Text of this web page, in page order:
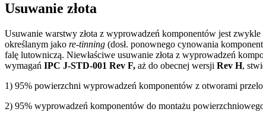
Usuwanie złota
Usuwanie warstwy złota z wyprowadzeń komponentów jest
określanym jako re-tinning (dosł. ponownego cynowania
falę lutowniczą. Niewłaściwe usuwanie złota z wyprowadzeń
wymagań IPC J-STD-001 Rev F, aż do obecnej wersji Rev H,
1) 95% powierzchni wyprowadzeń komponentów z otworami
2) 95% wyprowadzeń komponentów do montażu